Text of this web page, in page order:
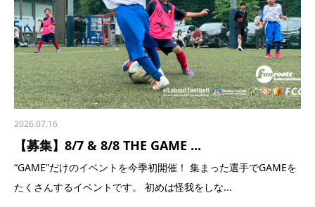
2026.07.16
【募集】8/7 & 8/8 THE GAME ...
“GAME”だけのイベントを今季初開催！ 集まった選手でGAMEを
たくさんするイベントです。 初めは怪我をしな...